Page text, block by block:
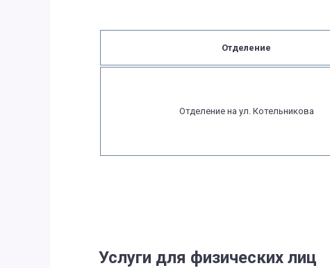
Отделение
Отделение на ул. Котельникова
Услуги для физических лиц